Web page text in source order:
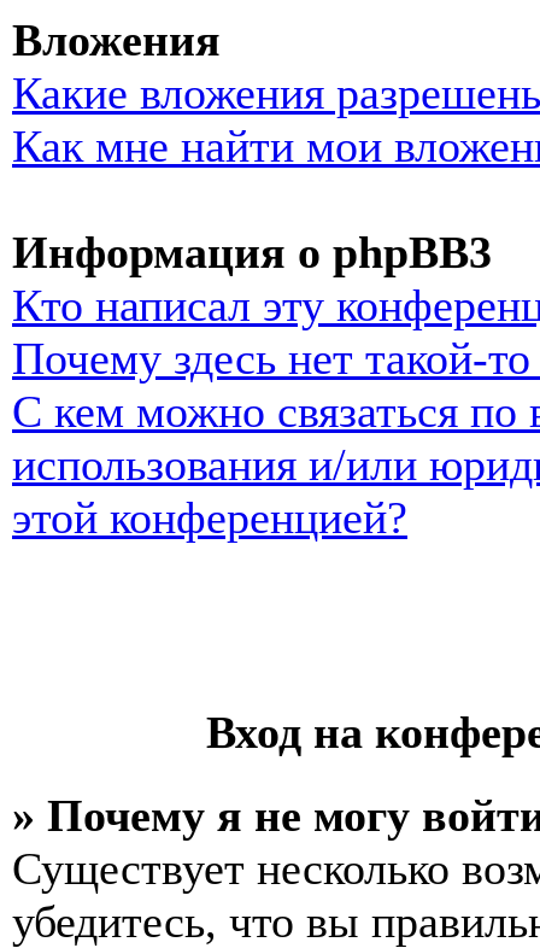
Вложения
Какие вложения
Как мне найти мои
Информация о phpBB3
Кто написал эту
Почему здесь нет такой-
С кем можно связаться по
использования и/или
этой конференцией?
Вход на
» Почему я не могу
Существует несколько
убедитесь, что вы